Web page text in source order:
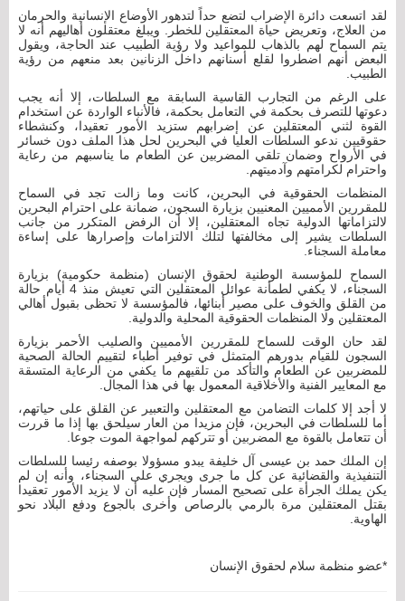
لقد اتسعت دائرة الإضراب لتضع حداً لتدهور الأوضاع الإنسانية والحرمان
من العلاج، وتعريض حياة المعتقلين للخطر. ويبلغ معتقلون أهاليهم أنه لا
يتم السماح لهم بالذهاب للمواعيد ولا رؤية الطبيب عند الحاجة، ويقول
البعض أنهم اضطروا لقلع أسنانهم داخل الزنانين بعد منعهم من رؤية
الطبيب.
على الرغم من التجارب القاسية السابقة مع السلطات، إلا أنه يجب
دعوتها للتصرف بحكمة في التعامل بحكمة، فالأنباء الواردة عن استخدام
القوة لثني المعتقلين عن إضرابهم ستزيد الأمور تعقيدا، وكنشطاء
حقوقيين ندعو السلطات العليا في البحرين لحل هذا الملف دون خسائر
في الأرواح وضمان تلقي المضربين عن الطعام ما يناسبهم من رعاية
واحترام لكرامتهم وآدميتهم.
المنظمات الحقوقية في البحرين، كانت وما زالت تجد في السماح
للمقررين الأمميين المعنيين بزيارة السجون، ضمانة على احترام البحرين
لالتزاماتها الدولية تجاه المعتقلين، إلا أن الرفض المتكرر من جانب
السلطات يشير إلى مخالفتها لتلك الالتزامات وإصرارها على إساءة
معاملة السجناء.
السماح للمؤسسة الوطنية لحقوق الإنسان (منظمة حكومية) بزيارة
السجناء، لا يكفي لطمأنة عوائل المعتقلين التي تعيش منذ 4 أيام حالة
من القلق والخوف على مصير أبنائها، فالمؤسسة لا تحظى بقبول أهالي
المعتقلين ولا المنظمات الحقوقية المحلية والدولية.
لقد حان الوقت للسماح للمقررين الأمميين والصليب الأحمر بزيارة
السجون للقيام بدورهم المتمثل في توفير أطباء لتقييم الحالة الصحية
للمضربين عن الطعام والتأكد من تلقيهم ما يكفي من الرعاية المتسقة
مع المعايير الفنية والأخلاقية المعمول بها في هذا المجال.
لا أجد إلا كلمات التضامن مع المعتقلين والتعبير عن القلق على حياتهم،
أما للسلطات في البحرين، فإن مزيدا من العار سيلحق بها إذا ما قررت
أن تتعامل بالقوة مع المضربين أو تتركهم لمواجهة الموت جوعا.
إن الملك حمد بن عيسى آل خليفة يبدو مسؤولا بوصفه رئيسا للسلطات
التنفيذية والقضائية عن كل ما جرى ويجري على السجناء، وأنه إن لم
يكن يملك الجرأة على تصحيح المسار فإن عليه أن لا يزيد الأمور تعقيدا
بقتل المعتقلين مرة بالرمي بالرصاص وأخرى بالجوع ودفع البلاد نحو
الهاوية.
*عضو منظمة سلام لحقوق الإنسان